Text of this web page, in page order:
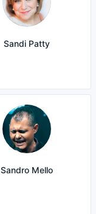
Sandi Patty
Sandro Mello